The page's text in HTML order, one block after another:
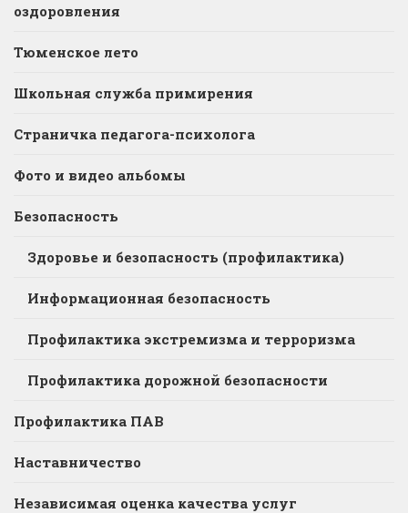
оздоровления
Тюменское лето
Школьная служба примирения
Страничка педагога-психолога
Фото и видео альбомы
Безопасность
Здоровье и безопасность (профилактика)
Информационная безопасность
Профилактика экстремизма и терроризма
Профилактика дорожной безопасности
Профилактика ПАВ
Наставничество
Независимая оценка качества услуг